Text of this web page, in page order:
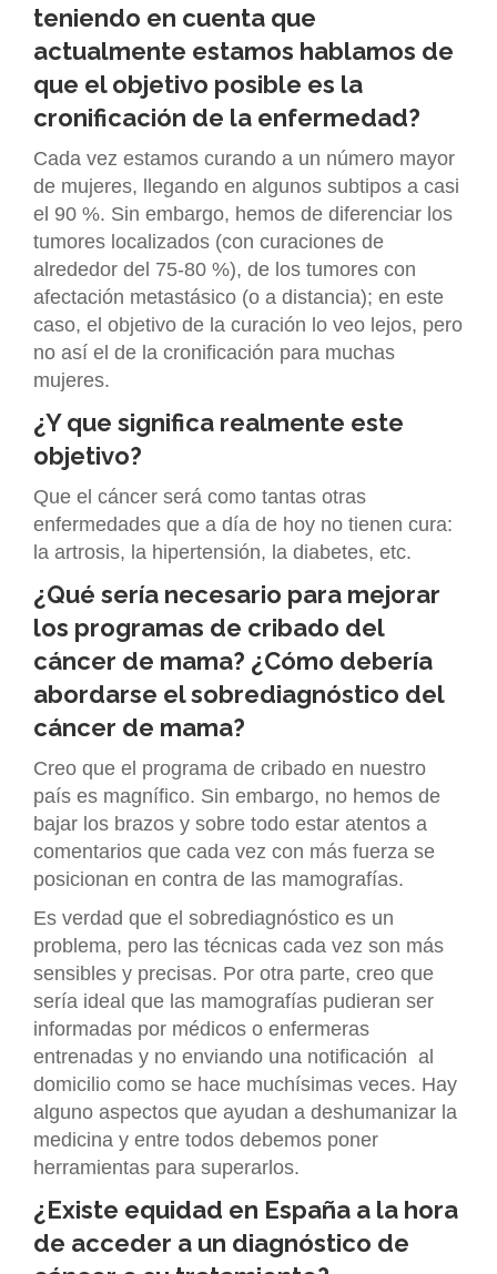
teniendo en cuenta que
actualmente estamos hablamos de
que el objetivo posible es la
cronificación de la enfermedad?
Cada vez estamos curando a un número mayor
de mujeres, llegando en algunos subtipos a casi
el 90 %. Sin embargo, hemos de diferenciar los
tumores localizados (con curaciones de
alrededor del 75-80 %), de los tumores con
afectación metastásico (o a distancia); en este
caso, el objetivo de la curación lo veo lejos, pero
no así el de la cronificación para muchas
mujeres.
¿Y que significa realmente este
objetivo?
Que el cáncer será como tantas otras
enfermedades que a día de hoy no tienen cura:
la artrosis, la hipertensión, la diabetes, etc.
¿Qué sería necesario para mejorar
los programas de cribado del
cáncer de mama? ¿Cómo debería
abordarse el sobrediagnóstico del
cáncer de mama?
Creo que el programa de cribado en nuestro
país es magnífico. Sin embargo, no hemos de
bajar los brazos y sobre todo estar atentos a
comentarios que cada vez con más fuerza se
posicionan en contra de las mamografías.
Es verdad que el sobrediagnóstico es un
problema, pero las técnicas cada vez son más
sensibles y precisas. Por otra parte, creo que
sería ideal que las mamografías pudieran ser
informadas por médicos o enfermeras
entrenadas y no enviando una notificación al
domicilio como se hace muchísimas veces. Hay
alguno aspectos que ayudan a deshumanizar la
medicina y entre todos debemos poner
herramientas para superarlos.
¿Existe equidad en España a la hora
de acceder a un diagnóstico de